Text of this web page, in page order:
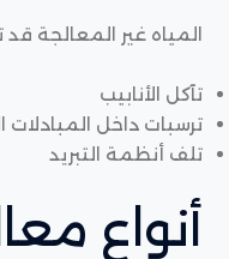
المياه غير المعالجة
تآكل الأنابيب
ترسبات داخل المبادلات
تلف أنظمة التبريد
أنواع